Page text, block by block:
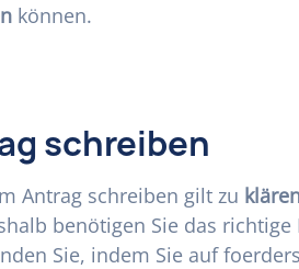
können.
schreiben
Antrag schreiben gilt zu
benötigen Sie das richtige
Sie, indem Sie auf